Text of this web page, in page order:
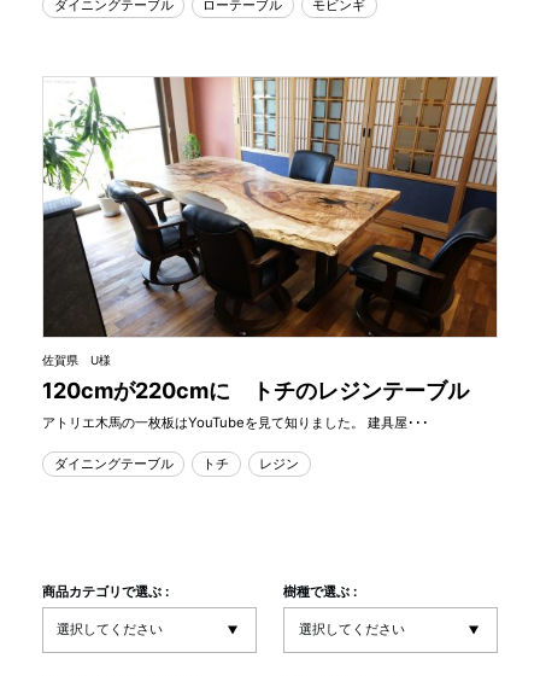
ダイニングテーブル ローテーブル モビンギ
佐賀県 U様
120cmが220cmに トチのレジンテーブル
アトリエ木馬の一枚板はYouTubeを見て知りました。 建具屋･･･
ダイニングテーブル トチ レジン
商品カテゴリで選ぶ : 樹種で選ぶ :